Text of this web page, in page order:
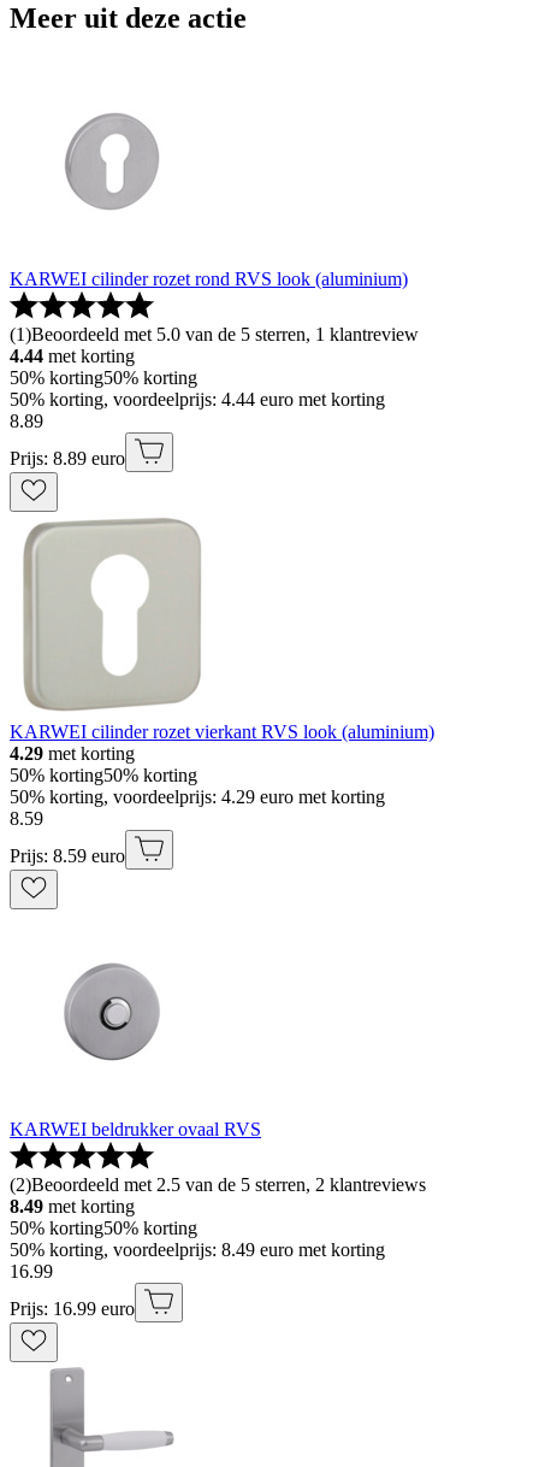
Meer uit deze actie
KARWEI cilinder rozet rond RVS look (aluminium)
(1)Beoordeeld met 5.0 van de 5 sterren, 1 klantreview
4.44 met korting
50% korting50% korting
50% korting, voordeelprijs: 4.44 euro met korting
8.89
Prijs: 8.89 euro
KARWEI cilinder rozet vierkant RVS look (aluminium)
4.29 met korting
50% korting50% korting
50% korting, voordeelprijs: 4.29 euro met korting
8.59
Prijs: 8.59 euro
KARWEI beldrukker ovaal RVS
(2)Beoordeeld met 2.5 van de 5 sterren, 2 klantreviews
8.49 met korting
50% korting50% korting
50% korting, voordeelprijs: 8.49 euro met korting
16.99
Prijs: 16.99 euro